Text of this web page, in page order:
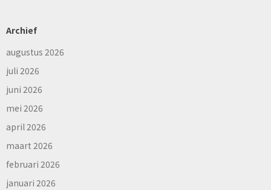
Archief
augustus 2026
juli 2026
juni 2026
mei 2026
april 2026
maart 2026
februari 2026
januari 2026